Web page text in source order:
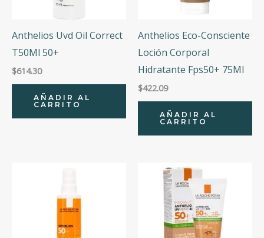
Anthelios Uvd Oil Correct
T50Ml 50+
$614.30
AÑADIR AL
CARRITO
Anthelios Eco-Consciente
Loción Corporal
Hidratante Fps50+ 75Ml
$422.09
AÑADIR AL
CARRITO